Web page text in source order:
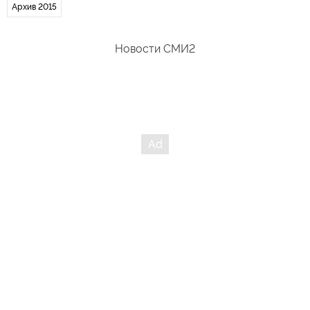
Архив 2015
Новости СМИ2